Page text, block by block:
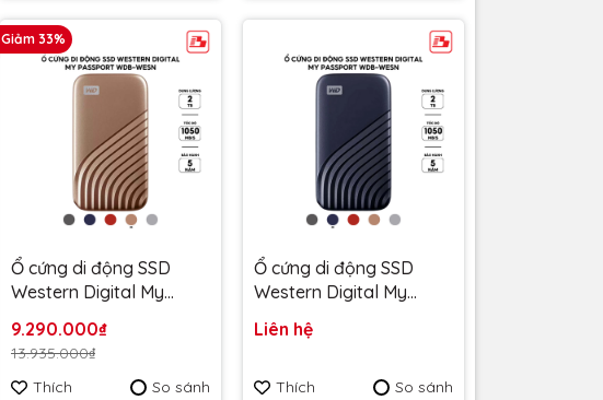
Giảm 33%
Ổ cứng di động SSD
Western Digital My
Vàng
WDBAGF0020BGD-
WESN - Bảo hành 5 năm
9.290.000₫
13.935.000₫
Thích
So sánh
Ổ cứng di động SSD
Western Digital My
Xanh
WESN - Bảo hành 5 năm
Liên hệ
Thích So sánh